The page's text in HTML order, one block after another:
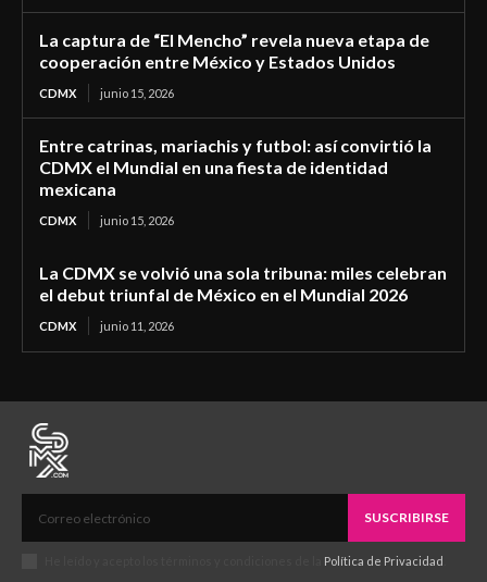
La captura de “El Mencho” revela nueva etapa de
cooperación entre México y Estados Unidos
CDMX junio 15, 2026
Entre catrinas, mariachis y futbol: así convirtió la
CDMX el Mundial en una fiesta de identidad
mexicana
CDMX junio 15, 2026
La CDMX se volvió una sola tribuna: miles celebran
el debut triunfal de México en el Mundial 2026
CDMX junio 11, 2026
SUSCRIBIRSE
Política de Privacidad